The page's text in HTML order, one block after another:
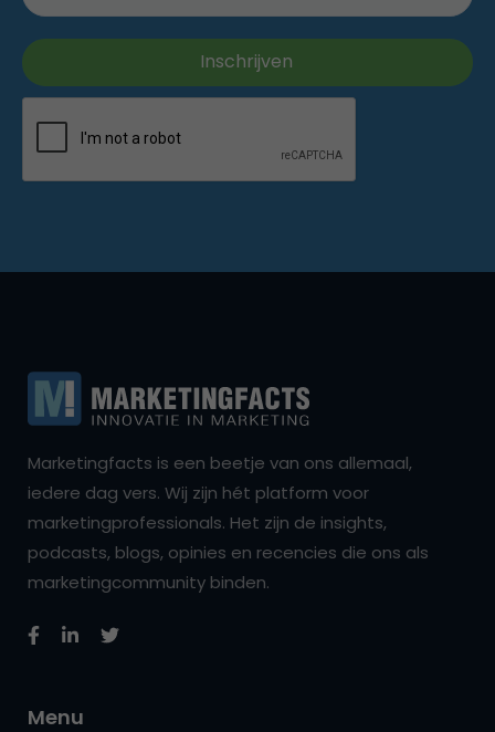
Marketingfacts is een beetje van ons allemaal,
iedere dag vers. Wij zijn hét platform voor
marketingprofessionals. Het zijn de insights,
podcasts, blogs, opinies en recencies die ons als
marketingcommunity binden.
Menu